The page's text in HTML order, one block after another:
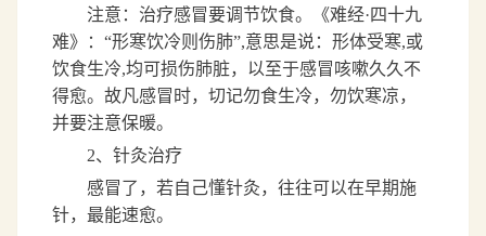
注意：治疗感冒要调节饮食。《难经·四十九
难》： “形寒饮冷则伤肺”,意思是说：形体受寒,或
饮食生冷,均可损伤肺脏，以至于感冒咳嗽久久不
得愈。故凡感冒时，切记勿食生冷，勿饮寒凉，
并要注意保暖。
2、针灸治疗
感冒了，若自己懂针灸，往往可以在早期施
针，最能速愈。